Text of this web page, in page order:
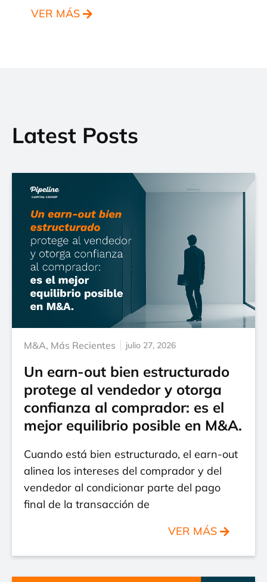
VER MÁS
Latest Posts
M&A, Más Recientes julio 27, 2026
Un earn-out bien estructurado
protege al vendedor y otorga
confianza al comprador: es el
mejor equilibrio posible en M&A.
Cuando está bien estructurado, el earn-out
alinea los intereses del comprador y del
vendedor al condicionar parte del pago
final de la transacción de
VER MÁS